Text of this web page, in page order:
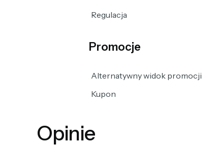
Regulacja
Promocje
Alternatywny widok promocji
Kupon
Opinie